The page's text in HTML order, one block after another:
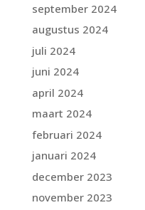
september 2024
augustus 2024
juli 2024
juni 2024
april 2024
maart 2024
februari 2024
januari 2024
december 2023
november 2023